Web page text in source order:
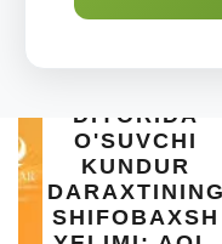
KUNDUR